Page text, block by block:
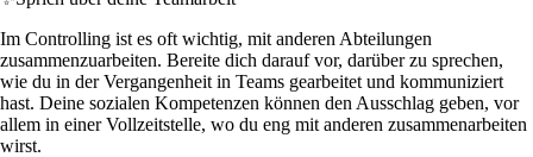
Im Controlling ist es oft wichtig, mit anderen Abteilungen
zusammenzuarbeiten. Bereite dich darauf vor, darüber zu sprechen,
wie du in der Vergangenheit in Teams gearbeitet und kommuniziert
hast. Deine sozialen Kompetenzen können den Ausschlag geben, vor
allem in einer Vollzeitstelle, wo du eng mit anderen zusammenarbeiten
wirst.